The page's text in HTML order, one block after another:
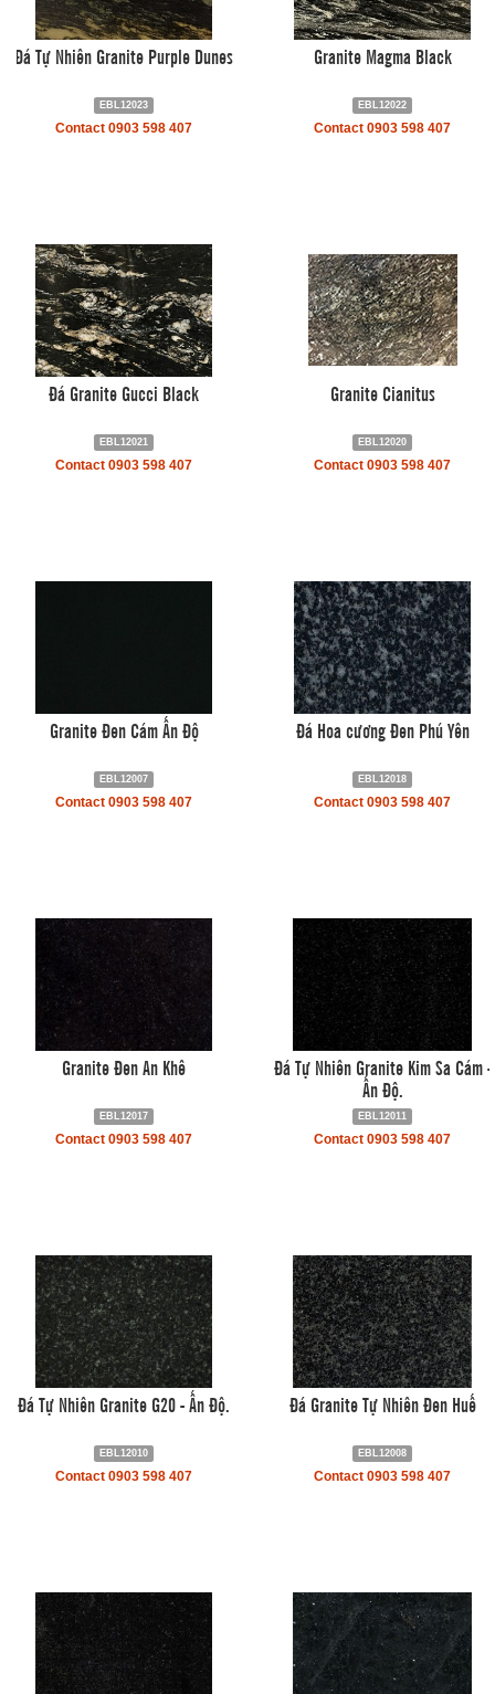
Đá Tự Nhiên Granite Purple Dunes
EBL12023
Contact 0903 598 407
Granite Magma Black
EBL12022
Contact 0903 598 407
Đá Granite Gucci Black
EBL12021
Contact 0903 598 407
Granite Cianitus
EBL12020
Contact 0903 598 407
Granite Đen Cám Ấn Độ
EBL12007
Contact 0903 598 407
Đá Hoa cương Đen Phú Yên
EBL12018
Contact 0903 598 407
Granite Đen An Khê
EBL12017
Contact 0903 598 407
Đá Tự Nhiên Granite Kim Sa Cám -
Ấn Độ.
EBL12011
Contact 0903 598 407
Đá Tự Nhiên Granite G20 - Ấn Độ.
EBL12010
Contact 0903 598 407
Đá Granite Tự Nhiên Đen Huế
EBL12008
Contact 0903 598 407